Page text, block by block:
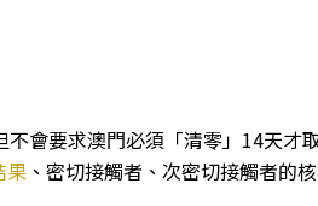
會要求澳門必須「清零」14天才
果 、密切接觸者、次密切接觸者的